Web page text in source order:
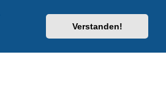
Verstanden!